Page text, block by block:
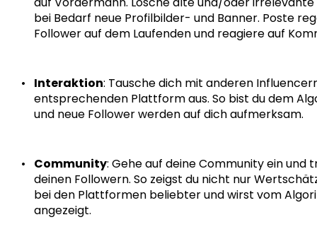
bei Bedarf neue Profilbilder- und Banner. Poste
Follower auf dem Laufenden und reagiere auf
Interaktion: Tausche dich mit anderen
entsprechenden Plattform aus. So bist du dem
und neue Follower werden auf dich aufmerksam.
Community: Gehe auf deine Community ein und
deinen Followern. So zeigst du nicht nur
bei den Plattformen beliebter und wirst vom
angezeigt.